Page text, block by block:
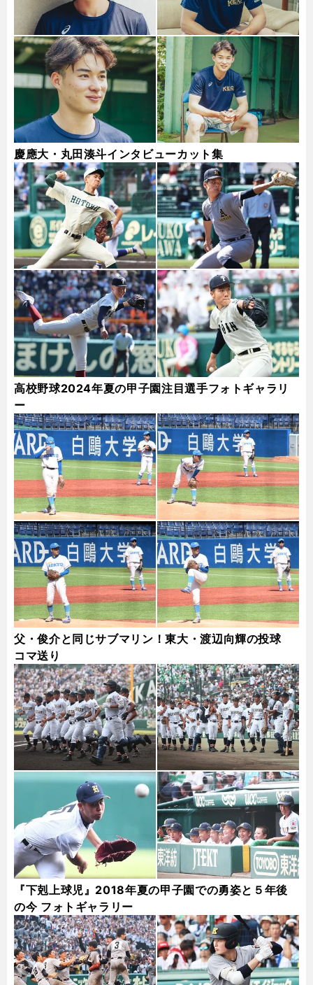
慶應大・丸田湊斗インタビューカット集
高校野球2024年夏の甲子園注目選手フォトギャラリ
ー
父・俊介と同じサブマリン！東大・渡辺向輝の投球
コマ送り
『下剋上球児』2018年夏の甲子園での勇姿と５年後
の今 フォトギャラリー